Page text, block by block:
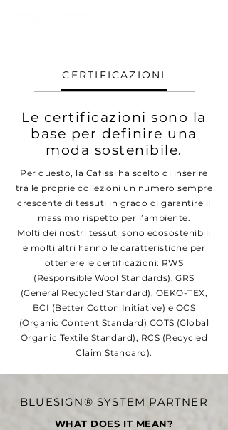
CERTIFICAZIONI
Le certificazioni sono la
base per definire una
moda sostenibile.
Per questo, la Cafissi ha scelto di inserire
tra le proprie collezioni un numero sempre
crescente di tessuti in grado di garantire il
massimo rispetto per l’ambiente.
Molti dei nostri tessuti sono ecosostenibili
e molti altri hanno le caratteristiche per
ottenere le certificazioni: RWS
(Responsible Wool Standards), GRS
(General Recycled Standard), OEKO-TEX,
BCI (Better Cotton Initiative) e OCS
(Organic Content Standard) GOTS (Global
Organic Textile Standard), RCS (Recycled
Claim Standard).
BLUESIGN® SYSTEM PARTNER
WHAT DOES IT MEAN?